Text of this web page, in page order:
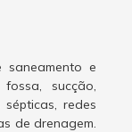
saneamento e
sucção,
redes
de drenagem.